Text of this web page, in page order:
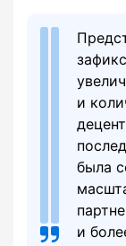
и
была
и